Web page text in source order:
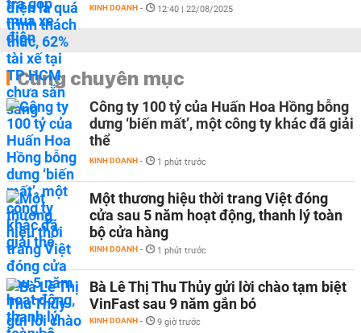
KINH DOANH - 12:40 | 22/08/2025
Cùng chuyên mục
Công ty 100 tỷ của Huấn Hoa Hồng bỗng
dưng ‘biến mất’, một công ty khác đã giải
thể
KINH DOANH - 1 phút trước
Một thương hiệu thời trang Việt đóng
cửa sau 5 năm hoạt động, thanh lý toàn
bộ cửa hàng
KINH DOANH - 1 phút trước
Bà Lê Thị Thu Thủy gửi lời chào tạm biệt
VinFast sau 9 năm gắn bó
KINH DOANH - 9 giờ trước